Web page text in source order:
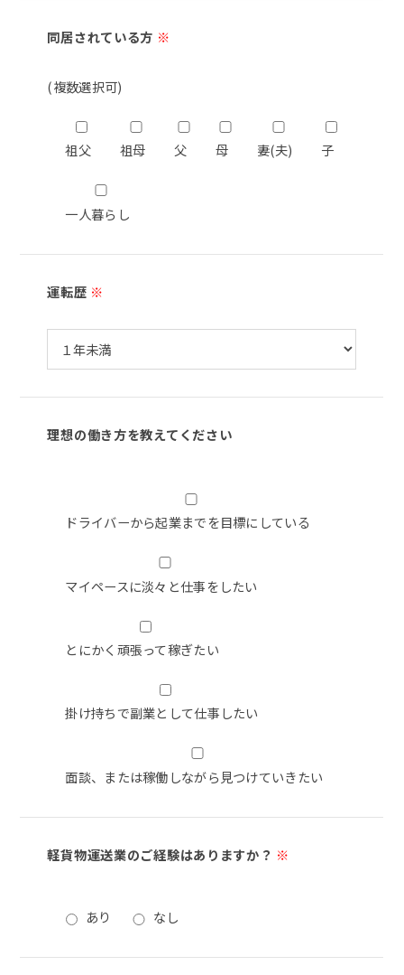
同居されている方 ※
(複数選択可)
祖父 祖母 父 母 妻(夫) 子
一人暮らし
運転歴 ※
理想の働き方を教えてください
ドライバーから起業までを目標にしている
マイペースに淡々と仕事をしたい
とにかく頑張って稼ぎたい
掛け持ちで副業として仕事したい
面談、または稼働しながら見つけていきたい
軽貨物運送業のご経験はありますか？ ※
あり なし